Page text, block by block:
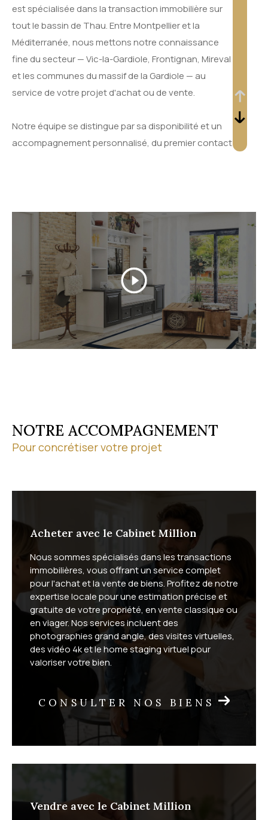
est spécialisée dans la transaction immobilière sur
tout le bassin de Thau. Entre Montpellier et la
Méditerranée, nous mettons notre connaissance
fine du secteur — Vic-la-Gardiole, Frontignan, Mireval
et les communes du massif de la Gardiole — au
service de votre projet d'achat ou de vente.
Notre équipe se distingue par sa disponibilité et un
accompagnement personnalisé, du premier contact
sécurisons chaque étape de votre transaction. Pour
discuter de votre projet, contactez-nous au
04 67 1
Découvrez nos biens en vente
Parcourez notre sélection de biens à vendreà Vic-
la-Gardiole et dans ses environs. À chaque étape de
votre achat, nous vous conseillons sur le marché
Quel est votre projet immobilier ?
Que vous souhaitiez acheter ouvendre, nous vous
offrons un service complet, adapté aux spécificités
du marché du bassin de Thau. Vendeurs, vous
bénéficiez d'une mise en valeur soignée de votre
bien : photographies grand angle, vidéo 4K, visites
virtuelles et home staging virtuel. Acheteurs, vous
profitez de visites à distance et d'un suivi sur mesure
jusqu'à la signature.
Nous proposons également la vente enviager, une
formule patrimoniale adaptée à de nombreuses
situations. Selon votre commune, découvrez notre
viager à Vic-la-Gardiole
solutions viager sur Fron
et leviager à Mireval
Faites estimer votre bien
Le Cabinet Million réalise gratuitement votre
NOTRE ACCOMPAGNEMENT
Pour concrétiser votre projet
Acheter avec le Cabinet Million
Nous sommes spécialisés dans les transactions
immobilières, vous offrant un service complet
pour l'achat et la vente de biens. Profitez de notre
expertise locale pour une estimation précise et
gratuite de votre propriété, en vente classique ou
en viager. Nos services incluent des
photographies grand angle, des visites virtuelles,
des vidéo 4k et le home staging virtuel pour
valoriser votre bien.
CONSULTER NOS BIENS
Vendre avec le Cabinet Million